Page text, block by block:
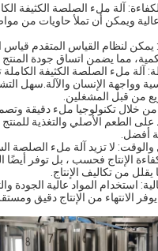
الكفاءة: آلة ملء الصلصة الكثيفة
عالية ويمكن أن تملأ حاويات من
يمكن لنظام القياس المتقدم
مما يضمن اتساق جودة المنتج
آلة ملء الصلصة الكثيفة
وواجهة الإنسان والآلة.سهل
من قبل المشغلين.
من خلال تكنولوجيا ملء دقيقة
الطعم الأصلي والتغذية للمنتج
أفضل.
والوقت: لا تزيد آلة ملء الصلصة
الإنتاج فحسب ، بل توفر أيضًا
يقلل من تكاليف الإنتاج.
استخدام المواد عالية الجودة
يوفر الانتهاء من الإنتاج دقيق